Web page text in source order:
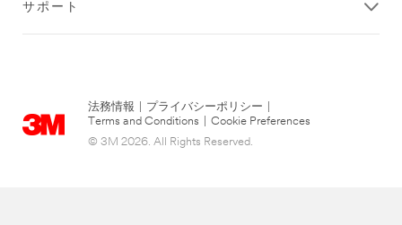
サポート
法務情報 プライバシーポリシー
Terms and Conditions
Cookie Preferences
© 3M 2026. All Rights Reserved.